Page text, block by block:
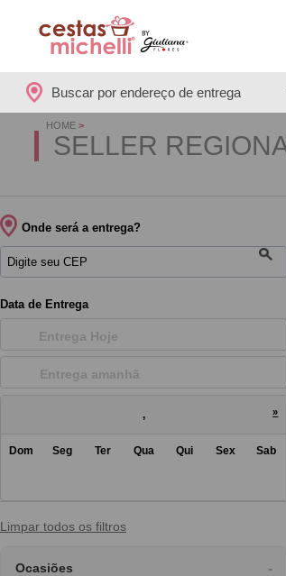
Buscar por endereço de entrega
HOME>
SELLER
Onde será a entrega?
Data de Entrega
Entrega Hoje
Entrega amanh
, »
Dom Seg Ter Qua Qui Sex Sab
Limpar todos os filtros
Ocasiões